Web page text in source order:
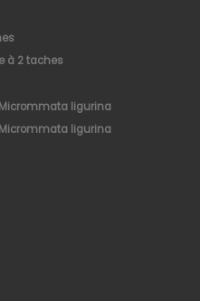
à 2 taches
ligurina
ligurina